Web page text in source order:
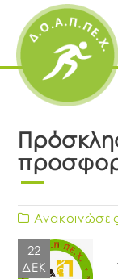
22
ΔΕΚ